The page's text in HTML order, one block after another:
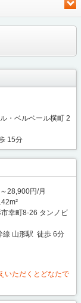
・ベルベール横町 2
15分
28,900円/月
幸町8-26 タンノビ
線 山形駅 徒歩 6分
いただくとどなたで